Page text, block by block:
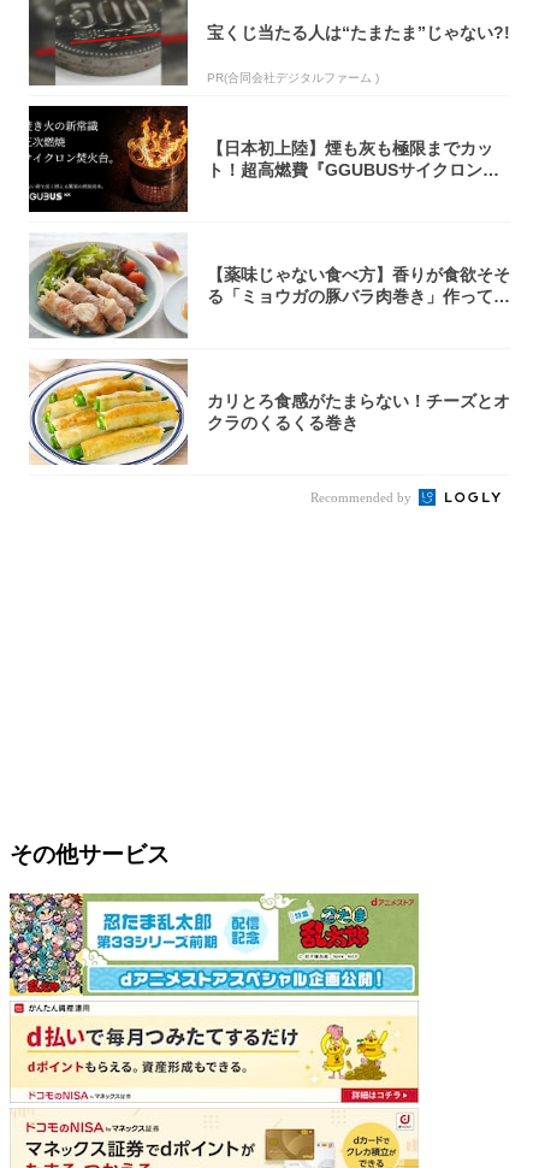
宝くじ当たる人は“たまたま”じゃない?!
PR(合同会社デジタルファーム )
【日本初上陸】煙も灰も極限までカッ
ト！超高燃費『GGUBUSサイクロン焚
【薬味じゃない食べ方】香りが食欲そそ
る「ミョウガの豚バラ肉巻き」作ってみ
カリとろ食感がたまらない！チーズとオ
クラのくるくる巻き
Recommended by
その他サービス